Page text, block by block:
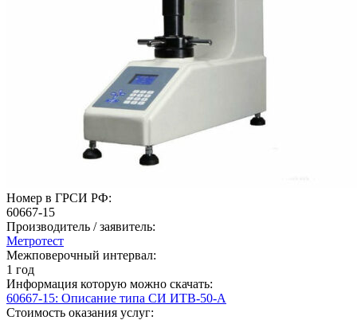
Номер в ГРСИ РФ:
60667-15
Производитель / заявитель:
Метротест
Межповерочный интервал:
1 год
Информация которую можно скачать:
60667-15: Описание типа СИ ИТВ-50-А
Стоимость оказания услуг: